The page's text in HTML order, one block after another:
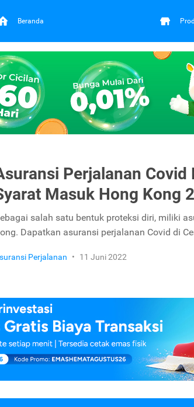
Beranda
Perjalanan Covid
Masuk Hong Kong
salah satu bentuk proteksi diri, miliki
Dapatkan asuransi perjalanan Covid di
Perjalanan • 11 Juni 2022